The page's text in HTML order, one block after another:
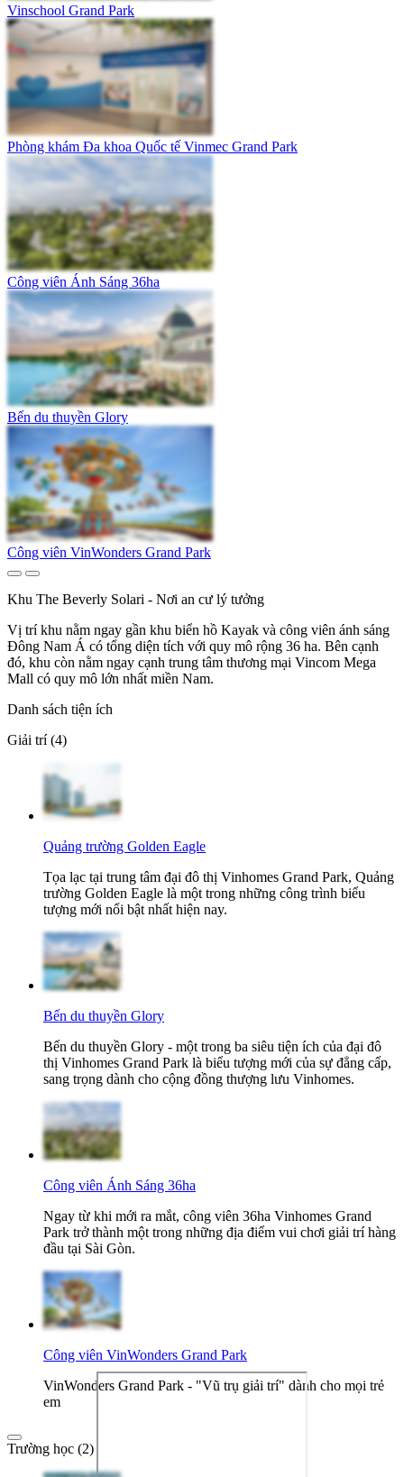
Vinschool Grand Park
Phòng khám Đa khoa Quốc tế Vinmec Grand Park
Công viên Ánh Sáng 36ha
Bến du thuyền Glory
Công viên VinWonders Grand Park
Khu The Beverly Solari - Nơi an cư lý tưởng
Vị trí khu nằm ngay gần khu biển hồ Kayak và công viên ánh sáng
Đông Nam Á có tổng diện tích với quy mô rộng 36 ha. Bên cạnh
đó, khu còn nằm ngay cạnh trung tâm thương mại Vincom Mega
Mall có quy mô lớn nhất miền Nam.
Danh sách tiện ích
Giải trí (4)
Quảng trường Golden Eagle
Tọa lạc tại trung tâm đại đô thị Vinhomes Grand Park, Quảng
trường Golden Eagle là một trong những công trình biểu
tượng mới nổi bật nhất hiện nay.
Bến du thuyền Glory
Bến du thuyền Glory - một trong ba siêu tiện ích của đại đô
thị Vinhomes Grand Park là biểu tượng mới của sự đẳng cấp,
sang trọng dành cho cộng đồng thượng lưu Vinhomes.
Công viên Ánh Sáng 36ha
Ngay từ khi mới ra mắt, công viên 36ha Vinhomes Grand
Park trở thành một trong những địa điểm vui chơi giải trí hàng
đầu tại Sài Gòn.
Công viên VinWonders Grand Park
VinWonders Grand Park - "Vũ trụ giải trí" dành cho mọi trẻ
em
Trường học (2)